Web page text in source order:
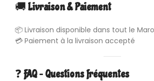
🚚Livraison & Paiement
📦 Livraison disponible dans tout le
💳 Paiement à la livraison accepté
❓FAQ – Questions fréquentes